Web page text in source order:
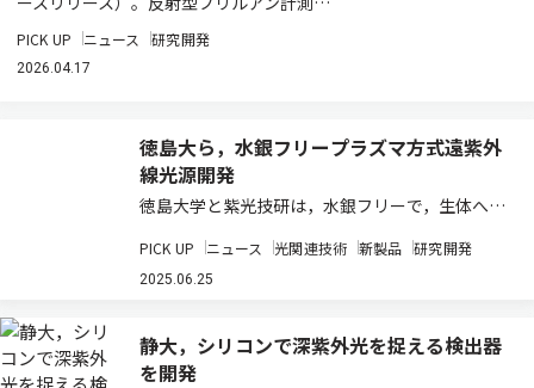
PICK UP ニュース 研究開発
2026.04.17
徳島大ら，水銀フリープラズマ方式遠紫外
線光源開発
徳島大学と紫光技研は，水銀フリーで，生体への
線（far-UVC）光源を開発し，その殺菌及びウイ
ルス不活化効果を実証した（ニュースリリー
PICK UP ニュース 光関連技術 新製品 研究開発
2025.06.25
静大，シリコンで深紫外光を捉える検出器
を開発